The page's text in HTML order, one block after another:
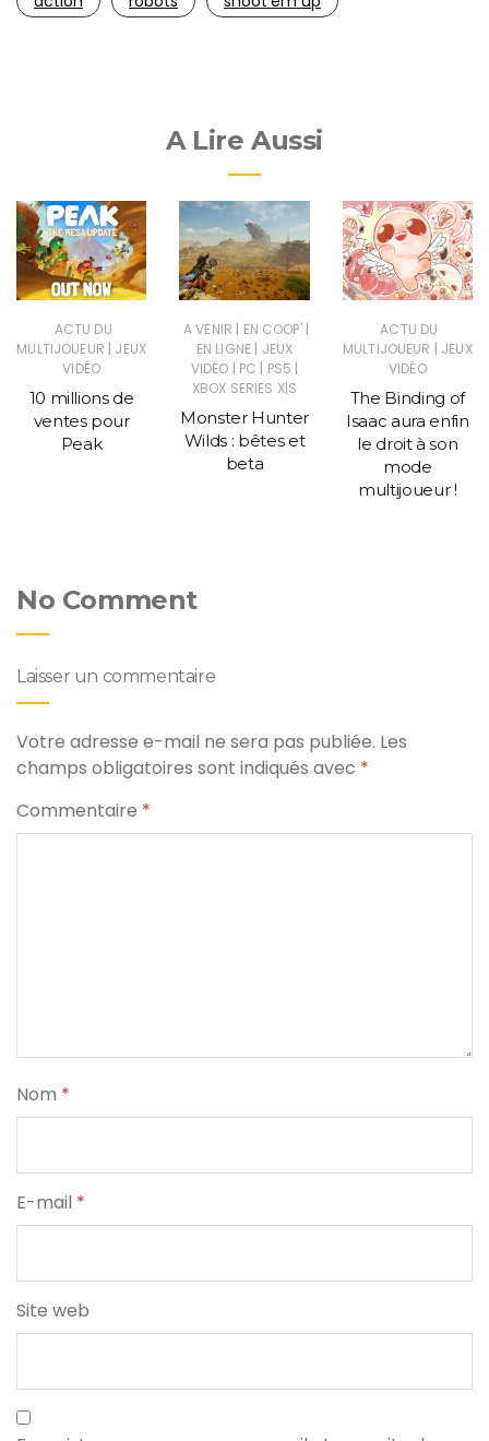
A Lire Aussi
ACTU DU
MULTIJOUEUR | JEUX
VIDÉO
10 millions de
ventes pour
Peak
A VENIR | EN COOP' |
EN LIGNE | JEUX
VIDÉO | PC | PS5 |
XBOX SERIES X|S
Monster Hunter
Wilds : bêtes et
beta
ACTU DU
MULTIJOUEUR | JEUX
VIDÉO
The Binding of
Isaac aura enfin
le droit à son
mode
multijoueur !
No Comment
Laisser un commentaire
Votre adresse e-mail ne sera pas publiée. Les
champs obligatoires sont indiqués avec *
Commentaire *
Nom *
E-mail *
Site web